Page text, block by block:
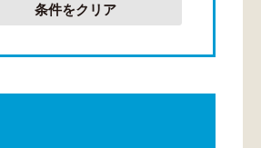
条件をクリア